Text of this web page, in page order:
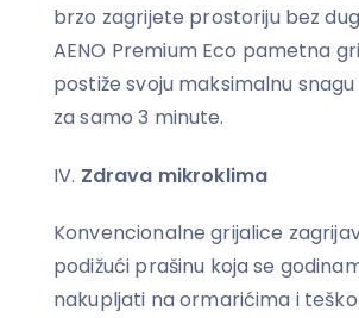
brzo zagrijete prostoriju bez
AENO Premium Eco pametna
postiže svoju maksimalnu
za samo 3 minute.
Zdrava mikroklima
Konvencionalne grijalice
podižući prašinu koja se
nakupljati na ormarićima i